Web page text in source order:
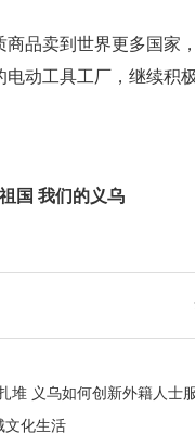
卖到世界更多国家，
动工具工厂，继续积
国 我们的义乌
堆 义乌如何创新外籍人士
文化生活